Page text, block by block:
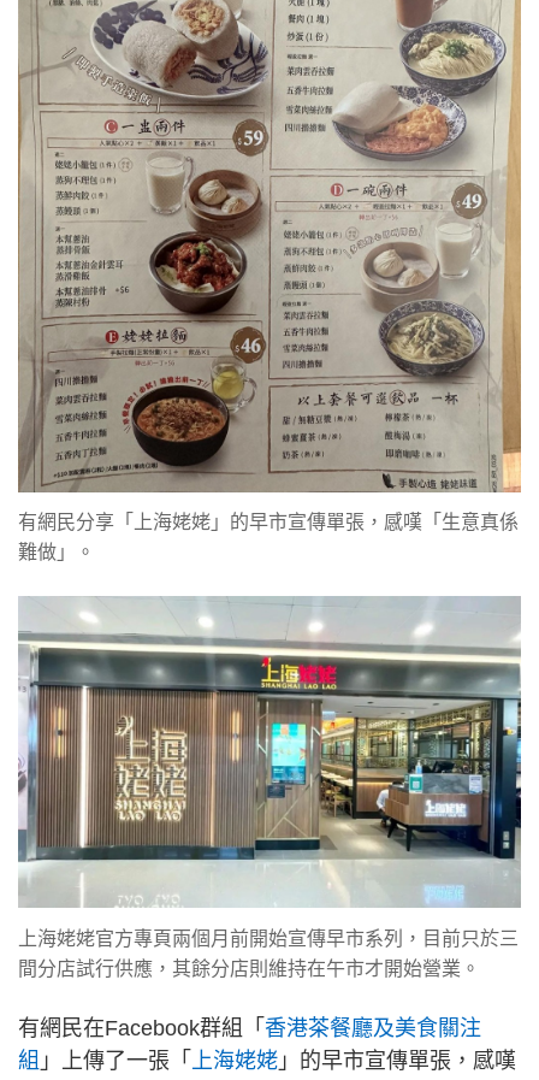
有網民分享「上海姥姥」的早市宣傳單張，感嘆「生意真係
難做」。
上海姥姥官方專頁兩個月前開始宣傳早市系列，目前只於三
間分店試行供應，其餘分店則維持在午市才開始營業。
有網民在Facebook群組「 香港茶餐廳及美食關注
組 」上傳了一張「 上海姥姥 」的早市宣傳單張，感嘆